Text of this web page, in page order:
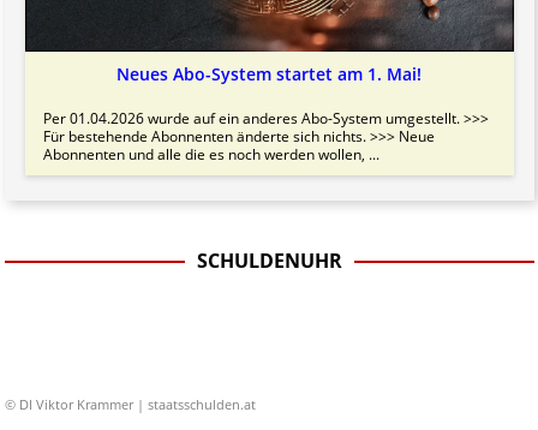
Neues Abo-System startet am 1. Mai!
Per 01.04.2026 wurde auf ein anderes Abo-System umgestellt. >>>
Für bestehende Abonnenten änderte sich nichts. >>> Neue
Abonnenten und alle die es noch werden wollen, ...
SCHULDENUHR
© DI Viktor Krammer | staatsschulden.at